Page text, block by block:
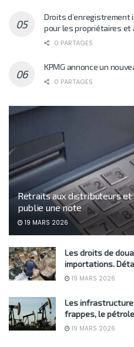
Droits d’enregistrement
pour les propriétaires
0 PARTAGES
KPMG annonce un
0 PARTAGES
Retraits aux distributeurs et
publie une note
19 MARS 2026
Les droits de
importations.
19 MARS 2026
Les
frappes, le
19 MARS 2026